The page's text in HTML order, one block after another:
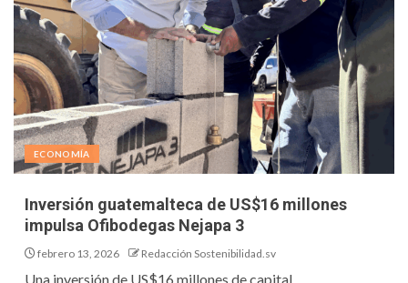
ECONOMÍA
Inversión guatemalteca de US$16 millones
impulsa Ofibodegas Nejapa 3
febrero 13, 2026 Redacción Sostenibilidad.sv
Una inversión de US$16 millones de capital